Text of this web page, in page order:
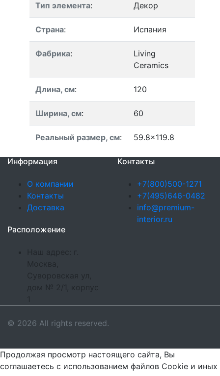
Тип элемента: Декор
Страна: Испания
Фабрика:
Living
Ceramics
Длина, см: 120
Ширина, см: 60
Реальный размер, см: 59.8x119.8
Информация
О компании
Контакты
Доставка
Контакты
+7(800)500-1271
+7(495)646-0482
info@premium-
interior.ru
Расположение
Наш адрес: г.
Москва,
Суворовская ул,
дом № 2/1, корпус
© 2026 All rights reserved.
Продолжая просмотр настоящего сайта, Вы
соглашаетесь с использованием файлов Cookie и иных